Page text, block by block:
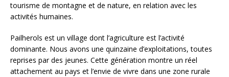
tourisme de montagne et de nature, en relation avec les
activités humaines.
Pailherols est un village dont l’agriculture est l’activité
dominante. Nous avons une quinzaine d’exploitations, toutes
reprises par des jeunes. Cette génération montre un réel
attachement au pays et l’envie de vivre dans une zone rurale